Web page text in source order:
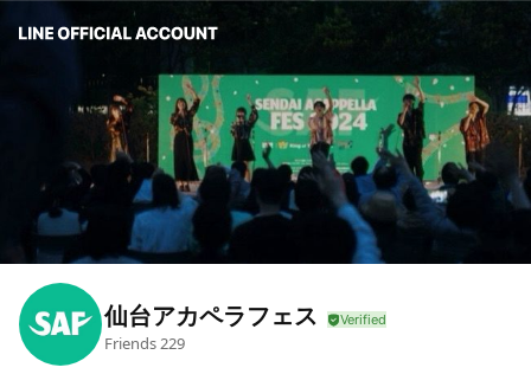
仙台アカペラフェス
Friends229